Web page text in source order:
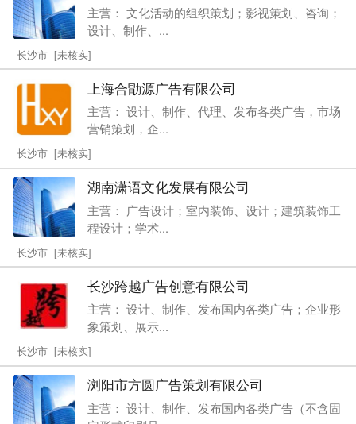
主营： 文化活动的组织策划；影视策划、咨询；
设计、制作、...
长沙市 [未核实]
上海合勖源广告有限公司
主营： 设计、制作、代理、发布各类广告，市场
营销策划，企...
长沙市 [未核实]
湖南潇语文化发展有限公司
主营： 广告设计；室内装饰、设计；建筑装饰工
程设计；学术...
长沙市 [未核实]
长沙跨越广告创意有限公司
主营： 设计、制作、发布国内各类广告；企业形
象策划、展示...
长沙市 [未核实]
浏阳市方圆广告策划有限公司
主营： 设计、制作、发布国内各类广告（不含固